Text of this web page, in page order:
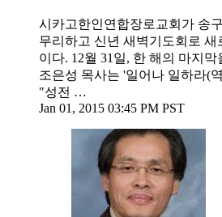
시카고한인연합장로교회가 송
무리하고 신년 새벽기도회로 새
이다. 12월 31일, 한 해의 마지
조은성 목사는 '일어나 일하라(
"성전 …
Jan 01, 2015 03:45 PM PST